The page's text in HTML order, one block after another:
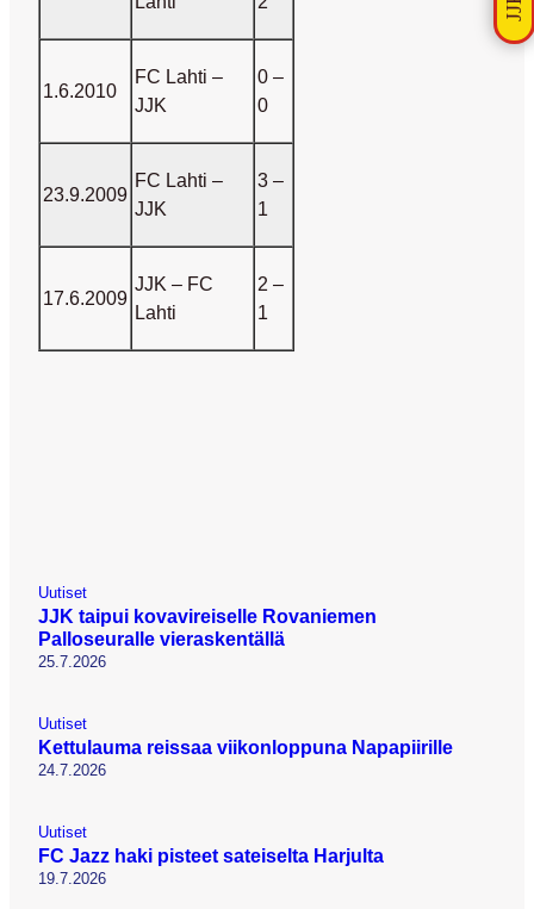
1.6.2010
FC Lahti –
JJK
0 –
0
23.9.2009
FC Lahti –
JJK
3 –
1
17.6.2009
JJK – FC
Lahti
2 –
1
Uutiset
JJK taipui kovavireiselle Rovaniemen
Palloseuralle vieraskentällä
25.7.2026
Uutiset
Kettulauma reissaa viikonloppuna Napapiirille
24.7.2026
Uutiset
FC Jazz haki pisteet sateiselta Harjulta
19.7.2026